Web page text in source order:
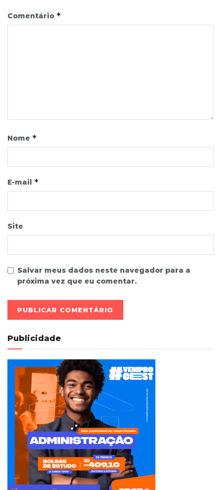
Comentário *
Nome *
E-mail *
Site
Salvar meus dados neste navegador para a
próxima vez que eu comentar.
Publicidade